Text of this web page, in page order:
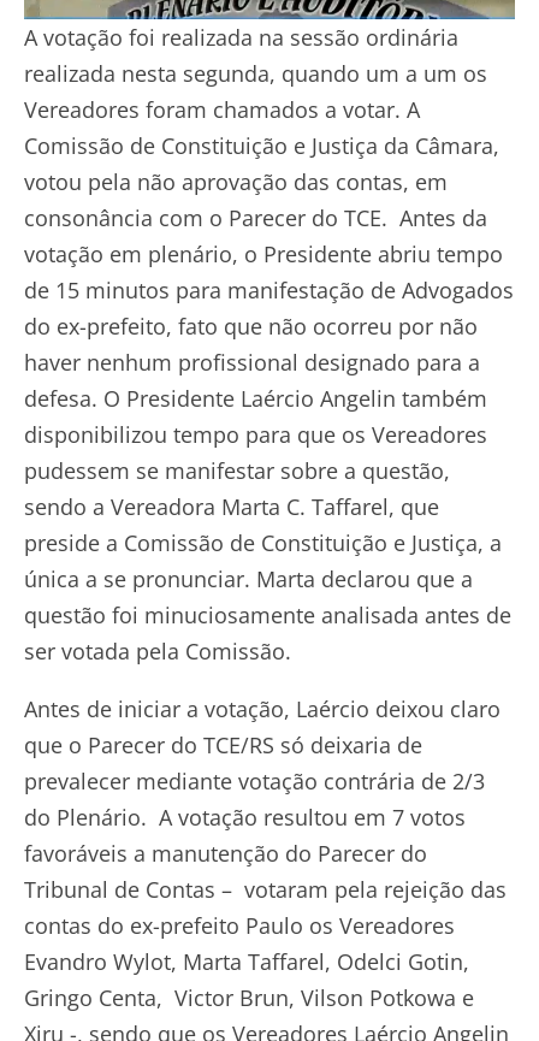
A votação foi realizada na sessão ordinária
realizada nesta segunda, quando um a um os
Vereadores foram chamados a votar. A
Comissão de Constituição e Justiça da Câmara,
votou pela não aprovação das contas, em
consonância com o Parecer do TCE. Antes da
votação em plenário, o Presidente abriu tempo
de 15 minutos para manifestação de Advogados
do ex-prefeito, fato que não ocorreu por não
haver nenhum profissional designado para a
defesa. O Presidente Laércio Angelin também
disponibilizou tempo para que os Vereadores
pudessem se manifestar sobre a questão,
sendo a Vereadora Marta C. Taffarel, que
preside a Comissão de Constituição e Justiça, a
única a se pronunciar. Marta declarou que a
questão foi minuciosamente analisada antes de
ser votada pela Comissão.
Antes de iniciar a votação, Laércio deixou claro
que o Parecer do TCE/RS só deixaria de
prevalecer mediante votação contrária de 2/3
do Plenário. A votação resultou em 7 votos
favoráveis a manutenção do Parecer do
Tribunal de Contas – votaram pela rejeição das
contas do ex-prefeito Paulo os Vereadores
Evandro Wylot, Marta Taffarel, Odelci Gotin,
Gringo Centa, Victor Brun, Vilson Potkowa e
Xiru -, sendo que os Vereadores Laércio Angelin